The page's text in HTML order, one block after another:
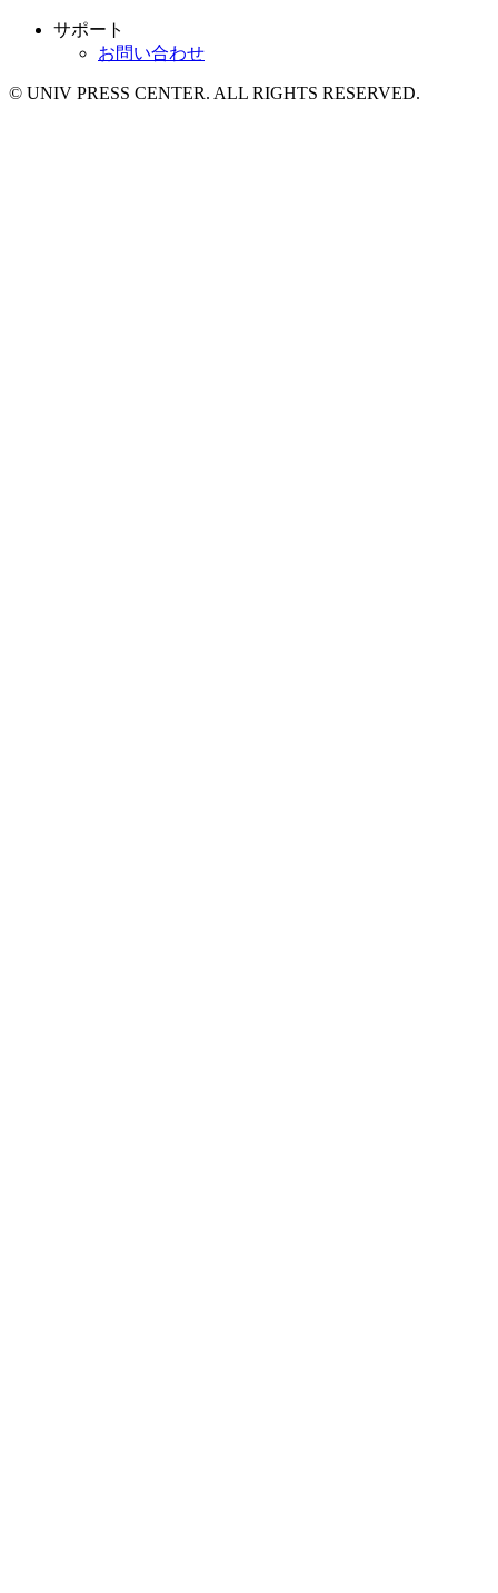
サポート
お問い合わせ
© UNIV PRESS CENTER. ALL RIGHTS RESERVED.